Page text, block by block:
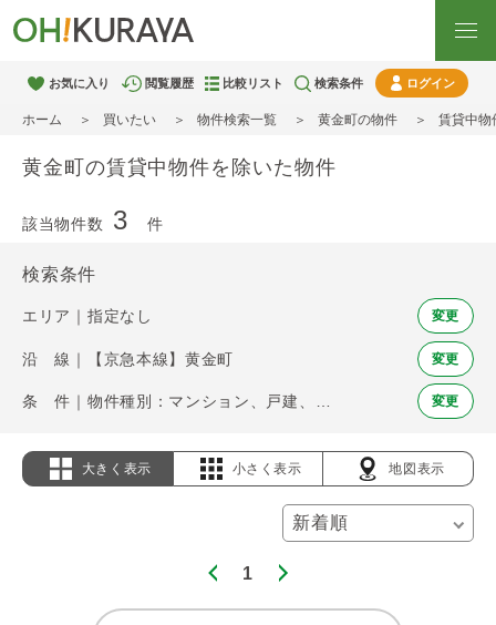
お気に入り 閲覧履歴 比較リスト 検索条件 ログイン
ホーム 買いたい 物件検索一覧 黄金町の物件 賃貸中物
黄金町の賃貸中物件を除いた物件
該当物件数 3 件
検索条件
エリア｜指定なし 変更
沿 線｜【京急本線】黄金町 変更
変更
大きく表示 小さく表示 地図表示
1